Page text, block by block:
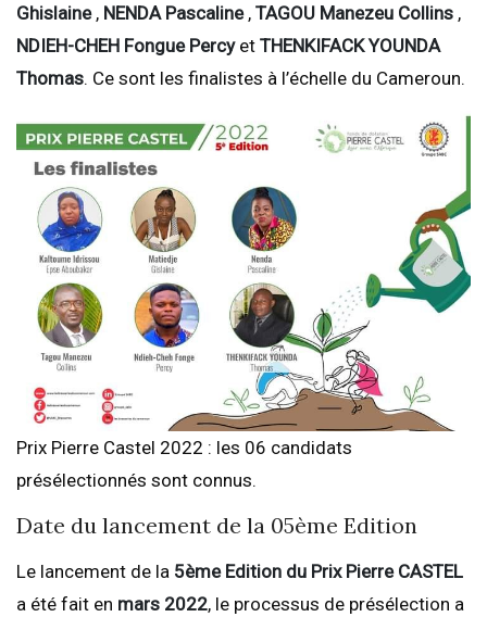
Ghislaine, NENDA Pascaline, TAGOU Manezeu Collins ,
NDIEH-CHEH Fongue Percyet THENKIFACK YOUNDA
Thomas. Ce sont les finalistes à l’échelle du Cameroun.
Prix Pierre Castel 2022 : les 06 candidats
présélectionnés sont connus.
Date du lancement de la 05ème Edition
Le lancement de la 5ème Edition du Prix Pierre CASTEL
a été fait en mars 2022, le processus de présélection a